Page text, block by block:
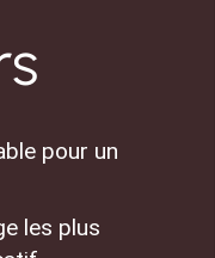
pour un
les plus